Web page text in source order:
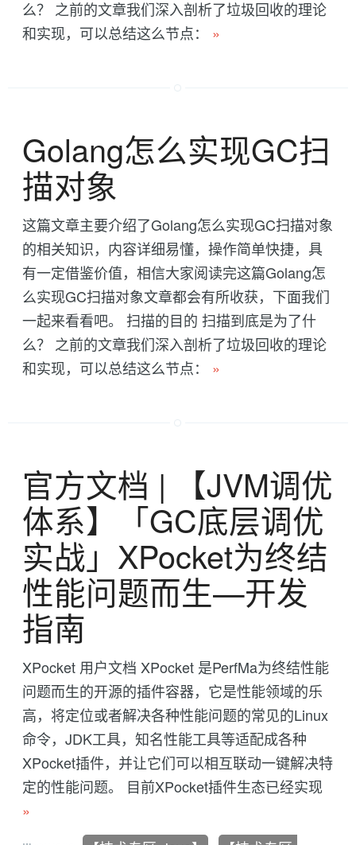
么？ 之前的文章我们深入剖析了垃圾回收的理论
和实现，可以总结这么节点： »
Golang怎么实现GC扫
描对象
这篇文章主要介绍了Golang怎么实现GC扫描对象
的相关知识，内容详细易懂，操作简单快捷，具
有一定借鉴价值，相信大家阅读完这篇Golang怎
么实现GC扫描对象文章都会有所收获，下面我们
一起来看看吧。 扫描的目的 扫描到底是为了什
么？ 之前的文章我们深入剖析了垃圾回收的理论
和实现，可以总结这么节点： »
官方文档 | 【JVM调优
体系】「GC底层调优
实战」XPocket为终结
性能问题而生—开发
指南
XPocket 用户文档 XPocket 是PerfMa为终结性能
问题而生的开源的插件容器，它是性能领域的乐
高，将定位或者解决各种性能问题的常见的Linux
命令，JDK工具，知名性能工具等适配成各种
XPocket插件，并让它们可以相互联动一键解决特
定的性能问题。 目前XPocket插件生态已经实现
»